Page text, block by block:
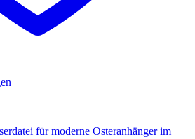
für moderne Osteranhänger im